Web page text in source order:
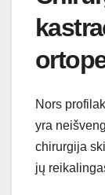
Nors
yra
chirurgija
jų